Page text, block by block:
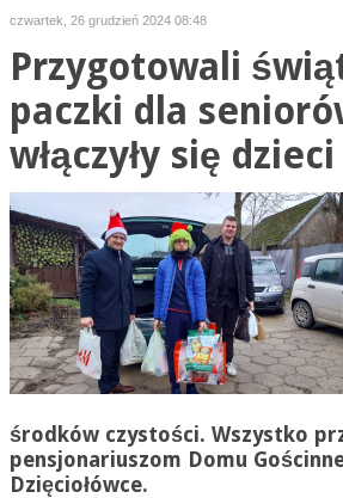
czwartek, 26 grudzień 2024 08:48
Przygotowali
paczki dla
włączyły się dzieci
środków czystości. Wszystko
pensjonariuszom Domu
Dzięciołówce.